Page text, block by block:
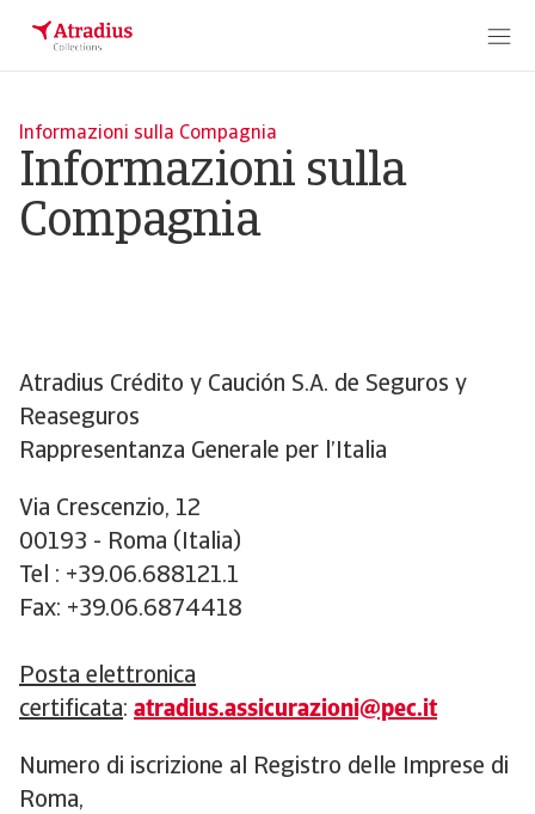
Informazioni sulla Compagnia
Informazioni sulla
Compagnia
Atradius Crédito y Caución S.A. de Seguros y
Reaseguros
Rappresentanza Generale per l’Italia
Via Crescenzio, 12
00193 - Roma (Italia)
Tel : +39.06.688121.1
Fax: +39.06.6874418
Posta elettronica
certificata: atradius.assicurazioni@pec.it
Numero di iscrizione al Registro delle Imprese di
Roma,